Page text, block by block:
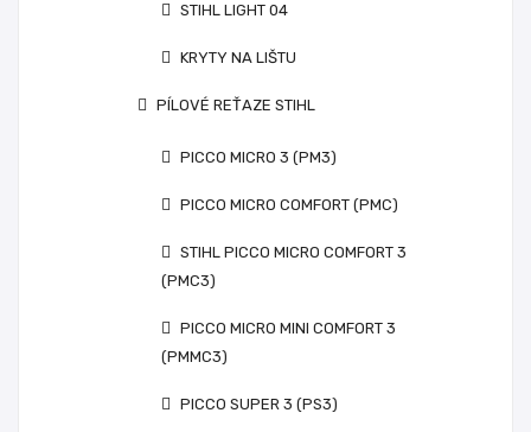
STIHL LIGHT 04
KRYTY NA LIŠTU
PÍLOVÉ REŤAZE STIHL
PICCO MICRO 3 (PM3)
PICCO MICRO COMFORT (PMC)
STIHL PICCO MICRO COMFORT 3
(PMC3)
PICCO MICRO MINI COMFORT 3
(PMMC3)
PICCO SUPER 3 (PS3)